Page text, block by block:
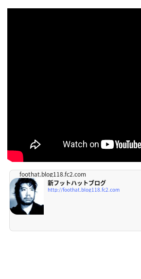
foothat.blog118.fc2.com
新フットハットブログ
http://foothat.blog118.fc2.com